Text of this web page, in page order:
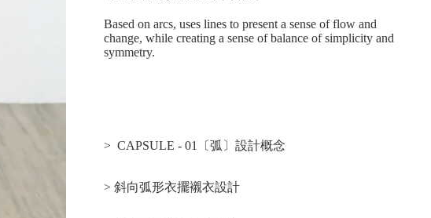
Based on arcs, uses lines to present a sense of flow and
change, while creating a sense of balance of simplicity and
symmetry.
> CAPSULE - 01〔弧〕設計概念
> 斜向弧形衣擺襯衣設計